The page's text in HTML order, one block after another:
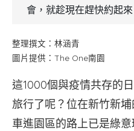
會，就趁現在趕快約起來
整理撰文：林涵青
圖片提供：The One南園
這1000個與疫情共存的
旅行了呢？位在新竹新
車進園區的路上已是綠